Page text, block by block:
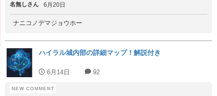
名無しさん 6月20日
ナニコノデマジョウホー
ハイラル城内部の詳細マップ！解説付き
6月14日 92